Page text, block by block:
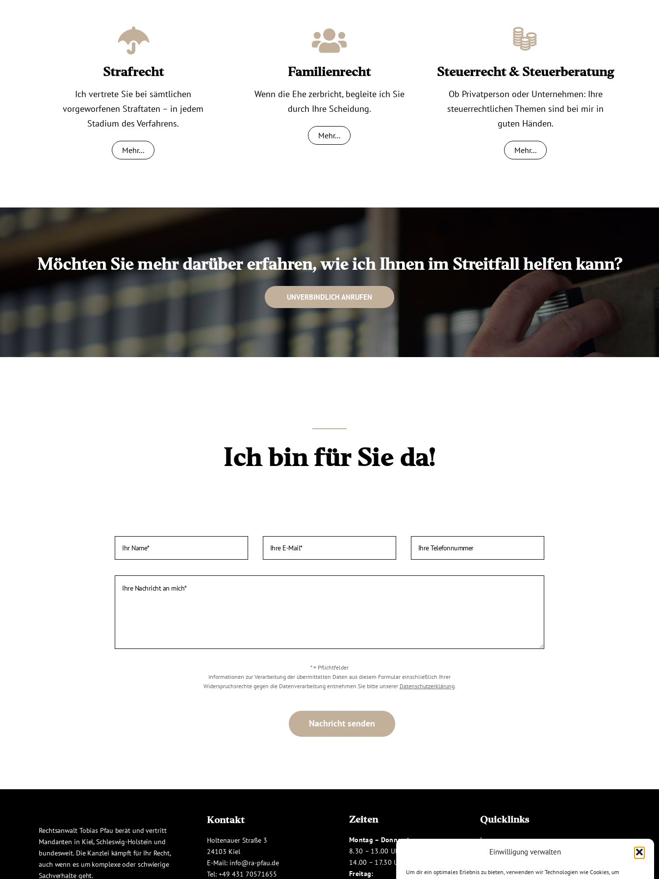
Einwilligung verwalten
Um dir ein optimales Erlebnis zu bieten, verwenden wir Technologien wie Cookies, um
Strafrecht
Ich vertrete Sie bei sämtlichen
vorgeworfenen Straftaten – in jedem
Stadium des Verfahrens.
Mehr...
Familienrecht
Wenn die Ehe zerbricht, begleite ich Sie
durch Ihre Scheidung.
Mehr...
Steuerrecht & Steuerberatung
Ob Privatperson oder Unternehmen: Ihre
steuerrechtlichen Themen sind bei mir in
guten Händen.
Mehr...
Möchten Sie mehr darüber erfahren, wie ich Ihnen im Streitfall helfen kann?
UNVERBINDLICH ANRUFEN
Ich bin für Sie da!
* = Pflichtfelder
Informationen zur Verarbeitung der übermittelten Daten aus diesem Formular einschließlich Ihrer
Widerspruchsrechte gegen die Datenverarbeitung entnehmen Sie bitte unserer Datenschutzerklärung.
Rechtsanwalt Tobias Pfau berät und vertritt
Mandanten in Kiel, Schleswig-Holstein und
bundesweit. Die Kanzlei kämpft für Ihr Recht,
auch wenn es um komplexe oder schwierige
Sachverhalte geht.
Kontakt
Holtenauer Straße 3
24103 Kiel
E-Mail: info@ra-pfau.de
Tel: +49 431 70571655
Zeiten
Montag – Donnerstag:
8.30 – 13.00 Uhr
14.00 – 17.30 Uhr
Freitag:
Quicklinks
Impressum
Datenschutz